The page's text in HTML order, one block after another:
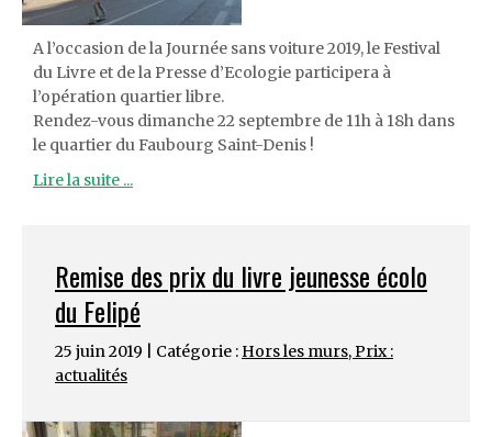
A l’occasion de la Journée sans voiture 2019, le Festival
du Livre et de la Presse d’Ecologie participera à
l’opération quartier libre.
Rendez-vous dimanche 22 septembre de 11h à 18h dans
le quartier du Faubourg Saint-Denis !
Lire la suite ...
Remise des prix du livre jeunesse écolo
du Felipé
25 juin 2019 | Catégorie : Hors les murs,Prix :
actualités